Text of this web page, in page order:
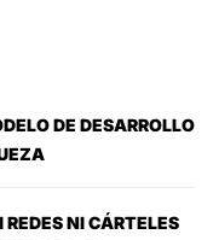
DE DESARROLLO
NI CÁRTELES